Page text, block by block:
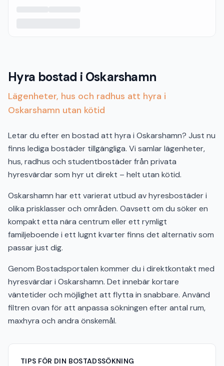
Hyra bostad i Oskarshamn
Lägenheter, hus och radhus att hyra i
Oskarshamn utan kötid
Letar du efter en bostad att hyra i Oskarshamn? Just nu
finns lediga bostäder tillgängliga. Vi samlar lägenheter,
hus, radhus och studentbostäder från privata
hyresvärdar som hyr ut direkt – helt utan kötid.
Oskarshamn har ett varierat utbud av hyresbostäder i
olika prisklasser och områden. Oavsett om du söker en
kompakt etta nära centrum eller ett rymligt
familjeboende i ett lugnt kvarter finns det alternativ som
passar just dig.
Genom Bostadsportalen kommer du i direktkontakt med
hyresvärdar i Oskarshamn. Det innebär kortare
väntetider och möjlighet att flytta in snabbare. Använd
filtren ovan för att anpassa sökningen efter antal rum,
maxhyra och andra önskemål.
TIPS FÖR DIN BOSTADSSÖKNING